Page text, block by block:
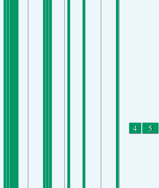
4 5